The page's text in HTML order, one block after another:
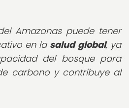
Amazonas puede tener
en la salud global, ya
del bosque para
carbono y contribuye al